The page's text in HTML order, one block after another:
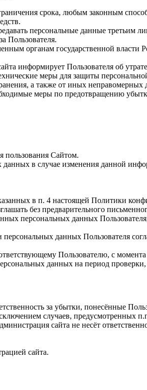
срока, любым законным
персональные данные третьим
Пользователя.
органам государственной власти
информирует Пользователя об
меры для защиты
а также от иных неправомерных
меры по предотвращению
пользования Сайтом.
в случае изменения данной
в п. 4 настоящей Политики
без предварительного
персональных данных
данных Пользователя
Пользователю, с
данных на период
за убытки, понесённые
случаев,
сайта не несёт
сайта.